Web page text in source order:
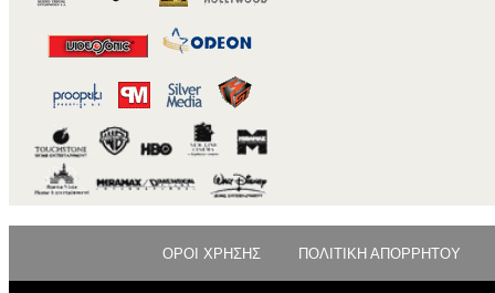
ΟΡΟΙ ΧΡΗΣΗΣ ΠΟΛΙΤΙΚΗ ΑΠΟΡΡΗΤΟΥ